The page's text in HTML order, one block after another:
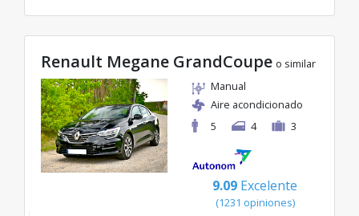
Renault Megane GrandCoupe o similar
Manual
Aire acondicionado
5
4 3
9.09 Excelente
(1231 opiniones)